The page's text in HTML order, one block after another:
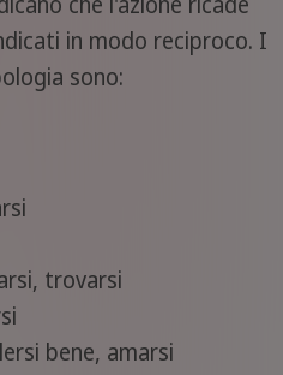
in modo reciproco. I
sono:
trovarsi
bene, amarsi